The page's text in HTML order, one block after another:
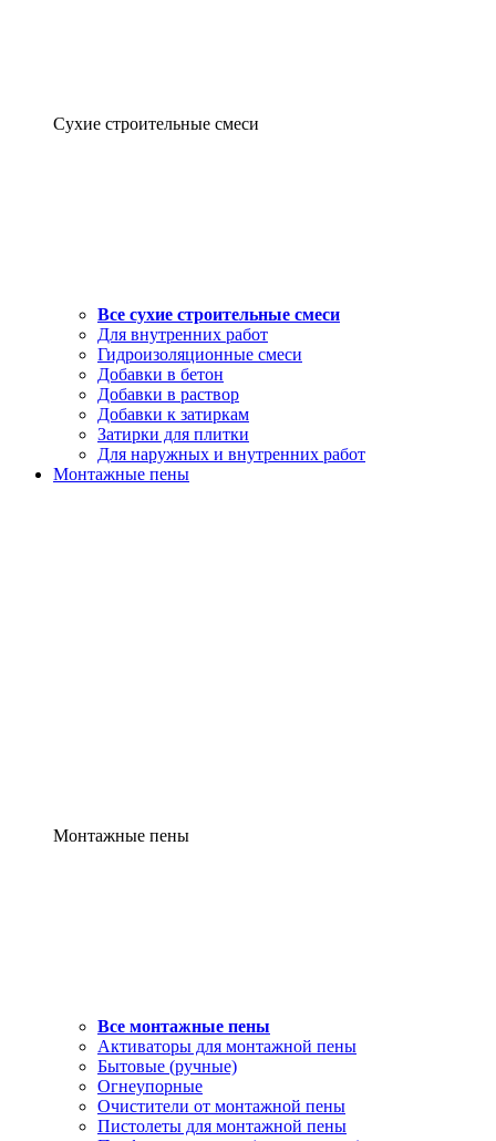
Сухие строительные смеси
Все сухие строительные смеси
Для внутренних работ
Гидроизоляционные смеси
Добавки в бетон
Добавки в раствор
Добавки к затиркам
Затирки для плитки
Для наружных и внутренних работ
Монтажные пены
Монтажные пены
Все монтажные пены
Активаторы для монтажной пены
Бытовые (ручные)
Огнеупорные
Очистители от монтажной пены
Пистолеты для монтажной пены